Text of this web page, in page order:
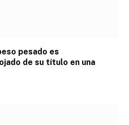
pesado es
de su título en una